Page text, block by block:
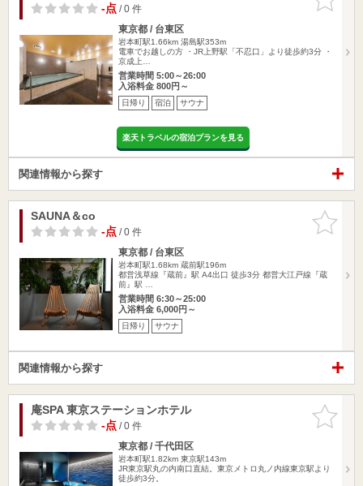
りに追加
-点/ 0 件
東京都 / 台東区
岩本町駅1.66km 湯島駅353m
電車でお越しの方 ・JR上野駅「不忍口」より徒歩約3分 ・
京成上…
営業時間 5:00～26:00
入浴料金 800円～
日帰り 宿泊 サウナ
楽天トラベルの宿泊プランを見る
関連情報から探す
お気に入
りに追加
SAUNA＆co
-点/ 0 件
東京都 / 台東区
岩本町駅1.68km 蔵前駅196m
都営浅草線『蔵前』駅 A4出口 徒歩3分 都営大江戸線『蔵
前』駅 …
営業時間 6:30～25:00
入浴料金 6,000円～
日帰り サウナ
関連情報から探す
お気に入
りに追加
庵SPA 東京ステーションホテル
-点/ 0 件
東京都 / 千代田区
岩本町駅1.82km 東京駅143m
JR東京駅丸の内南口直結。東京メトロ丸ノ内線東京駅より
徒歩約3分。